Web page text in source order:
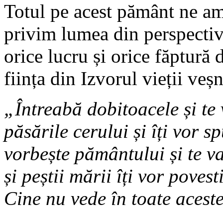
Totul pe acest pământ ne
privim lumea din
orice lucru și orice făptură
ființa din Izvorul vieții
„Întreabă dobitoacele și
păsările cerului și îți
vorbește pământului și te
și peștii mării îți vor
Cine nu vede în toate